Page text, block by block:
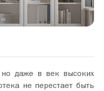
даже в век высоких
не перестает быть